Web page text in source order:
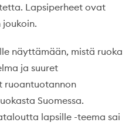
Lapsiperheet ovat
näyttämään, mistä ruoka
ja suuret
ruoantuotannon
Suomessa.
lapsille -teema sai